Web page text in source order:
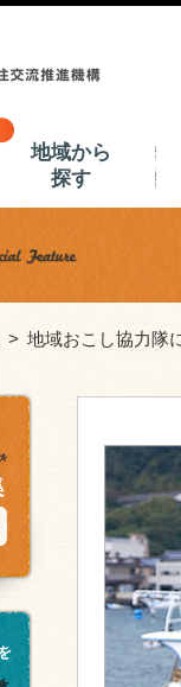
地域から
探す
地域おこし協力隊